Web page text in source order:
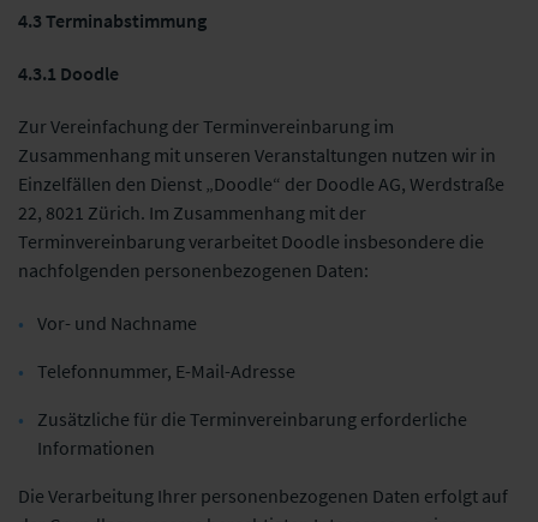
4.3 Terminabstimmung
4.3.1 Doodle
Zur Vereinfachung der Terminvereinbarung im
Zusammenhang mit unseren Veranstaltungen nutzen wir in
Einzelfällen den Dienst „Doodle“ der Doodle AG, Werdstraße
22, 8021 Zürich. Im Zusammenhang mit der
Terminvereinbarung verarbeitet Doodle insbesondere die
nachfolgenden personenbezogenen Daten:
Vor- und Nachname
Telefonnummer, E-Mail-Adresse
Zusätzliche für die Terminvereinbarung erforderliche
Informationen
Die Verarbeitung Ihrer personenbezogenen Daten erfolgt auf